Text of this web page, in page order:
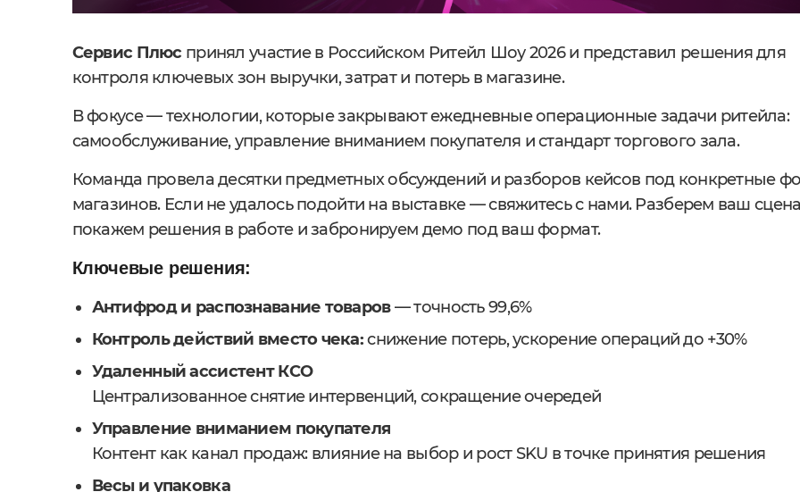
Сервис Плюс принял участие в Российском Ритейл Шоу 2026 и представил решения для
контроля ключевых зон выручки, затрат и потерь в магазине.
В фокусе — технологии, которые закрывают ежедневные операционные задачи ритейла:
самообслуживание, управление вниманием покупателя и стандарт торгового зала.
Команда провела десятки предметных обсуждений и разборов кейсов под конкретные
магазинов. Если не удалось подойти на выставке — свяжитесь с нами. Разберем ваш
покажем решения в работе и забронируем демо под ваш формат.
Ключевые решения:
Антифрод и распознавание товаров— точность 99,6%
Контроль действий вместо чека:снижение потерь, ускорение операций до +30%
Удаленный ассистент КСО
Централизованное снятие интервенций, сокращение очередей
Управление вниманием покупателя
Контент как канал продаж: влияние на выбор и рост SKU в точке принятия решения
Весы и упаковка